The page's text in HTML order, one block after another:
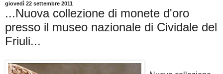
giovedì 22 settembre 2011
...Nuova collezione di monete d'oro
presso il museo nazionale di Cividale del
Friuli...